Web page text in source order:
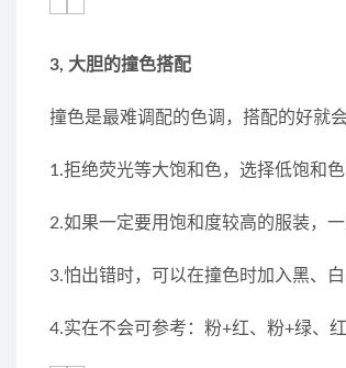
3, 大胆的撞色搭配
撞色是最难调配的色调，搭配的好就
1.拒绝荧光等大饱和色，选择低饱和
2.如果一定要用饱和度较高的服装，
3.怕出错时，可以在撞色时加入黑、
4.实在不会可参考：粉+红、粉+绿、